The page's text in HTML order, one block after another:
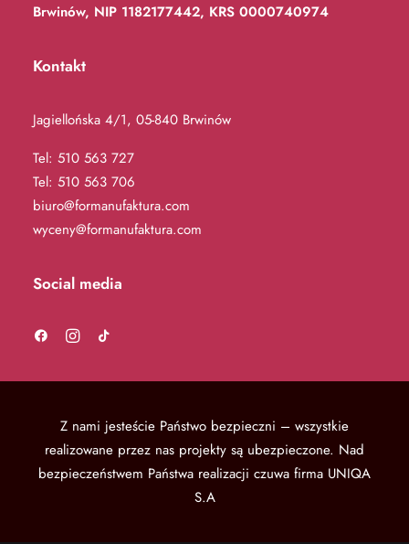
Brwinów, NIP 1182177442, KRS 0000740974
Kontakt
Jagiellońska 4/1, 05-840 Brwinów
Tel: 510 563 727
Tel: 510 563 706
biuro@formanufaktura.com
wyceny@formanufaktura.com
Social media
Z nami jesteście Państwo bezpieczni – wszystkie
realizowane przez nas projekty są ubezpieczone. Nad
bezpieczeństwem Państwa realizacji czuwa firma UNIQA
S.A